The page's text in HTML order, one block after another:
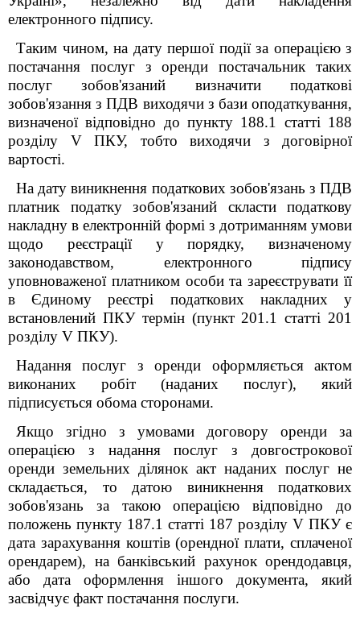
електронного підпису.
Таким чином, на дату першої події за операцією з
постачання послуг з оренди постачальник таких
послуг зобов'язаний визначити податкові
зобов'язання з ПДВ виходячи з бази оподаткування,
визначеної відповідно до пункту 188.1 статті 188
розділу V ПКУ, тобто виходячи з договірної
вартості.
На дату виникнення податкових зобов'язань з ПДВ
платник податку зобов'язаний скласти податкову
накладну в електронній формі з дотриманням умови
щодо реєстрації у порядку, визначеному
законодавством, електронного підпису
уповноваженої платником особи та зареєструвати її
в Єдиному реєстрі податкових накладних у
встановлений ПКУ термін (пункт 201.1 статті 201
розділу V ПКУ).
Надання послуг з оренди оформляється актом
виконаних робіт (наданих послуг), який
підписується обома сторонами.
Якщо згідно з умовами договору оренди за
операцією з надання послуг з довгострокової
оренди земельних ділянок акт наданих послуг не
складається, то датою виникнення податкових
зобов'язань за такою операцією відповідно до
положень пункту 187.1 статті 187 розділу V ПКУ є
дата зарахування коштів (орендної плати, сплаченої
орендарем), на банківський рахунок орендодавця,
або дата оформлення іншого документа, який
засвідчує факт постачання послуги.